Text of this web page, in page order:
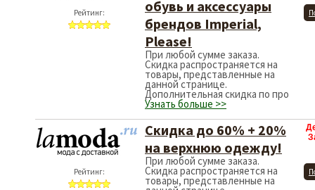
Рейтинг:
обувь и аксессуары
брендов Imperial,
Please!
При любой сумме заказа.
Скидка распространяется на
товары, представленные на
данной странице.
Дополнительная скидка по про
Узнать больше >>
Рейтинг:
Скидка до 60% + 20%
на верхнюю одежду!
При любой сумме заказа.
Скидка распространяется на
товары, представленные на